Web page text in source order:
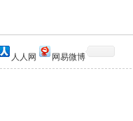
人人网 网易微博